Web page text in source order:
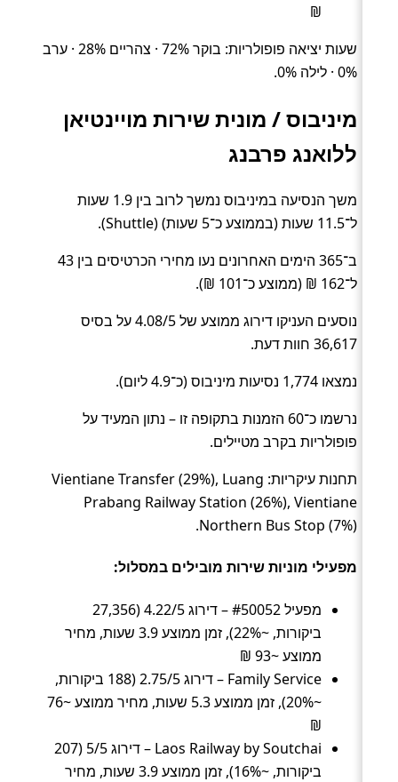
₪
שעות יציאה פופולריות: בוקר 72% · צהריים 28% · ערב
0% · לילה 0%.
מיניבוס / מונית שירות מויינטיאן
ללואנג פרבנג
משך הנסיעה במיניבוס נמשך לרוב בין 1.9 שעות
ל־11.5 שעות (בממוצע כ־5 שעות) (Shuttle).
ב־365 הימים האחרונים נעו מחירי הכרטיסים בין 43
ל־162 ₪ (ממוצע כ־101 ₪).
נוסעים העניקו דירוג ממוצע של 4.08/5 על בסיס
36,617 חוות דעת.
נמצאו 1,774 נסיעות מיניבוס (כ־4.9 ליום).
נרשמו כ־60 הזמנות בתקופה זו – נתון המעיד על
פופולריות בקרב מטיילים.
תחנות עיקריות: Vientiane Transfer (29%), Luang
Prabang Railway Station (26%), Vientiane
Northern Bus Stop (7%).
מפעילי מוניות שירות מובילים במסלול:
מפעיל #50052 – דירוג 4.22/5 (27,356
ביקורות, ~22%), זמן ממוצע 3.9 שעות, מחיר
ממוצע ~93 ₪
Family Service – דירוג 2.75/5 (188 ביקורות,
~20%), זמן ממוצע 5.3 שעות, מחיר ממוצע ~76
₪
Laos Railway by Soutchai – דירוג 5/5 (207
ביקורות, ~16%), זמן ממוצע 3.9 שעות, מחיר